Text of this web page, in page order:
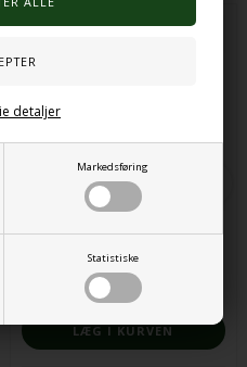
Markedsføring
Statistiske
detaljer
Pictogram essential kit
699,00 DKK